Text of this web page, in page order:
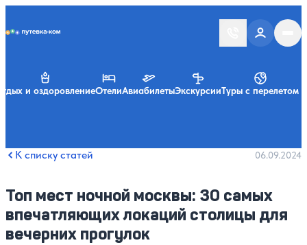
и оздоровлениеОтелиАвиабилетыЭкскурсииТуры с перелетом
Топ мест ночной москвы: 30 самых
впечатляющих локаций столицы для
вечерних прогулок
К списку статей 06.09.2024